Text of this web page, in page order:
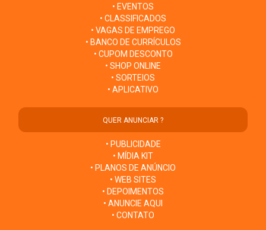
• EVENTOS
• CLASSIFICADOS
• VAGAS DE EMPREGO
• BANCO DE CURRÍCULOS
• CUPOM DESCONTO
• SHOP ONLINE
• SORTEIOS
• APLICATIVO
QUER ANUNCIAR ?
• PUBLICIDADE
• MÍDIA KIT
• PLANOS DE ANÚNCIO
• WEB SITES
• DEPOIMENTOS
• ANUNCIE AQUI
• CONTATO